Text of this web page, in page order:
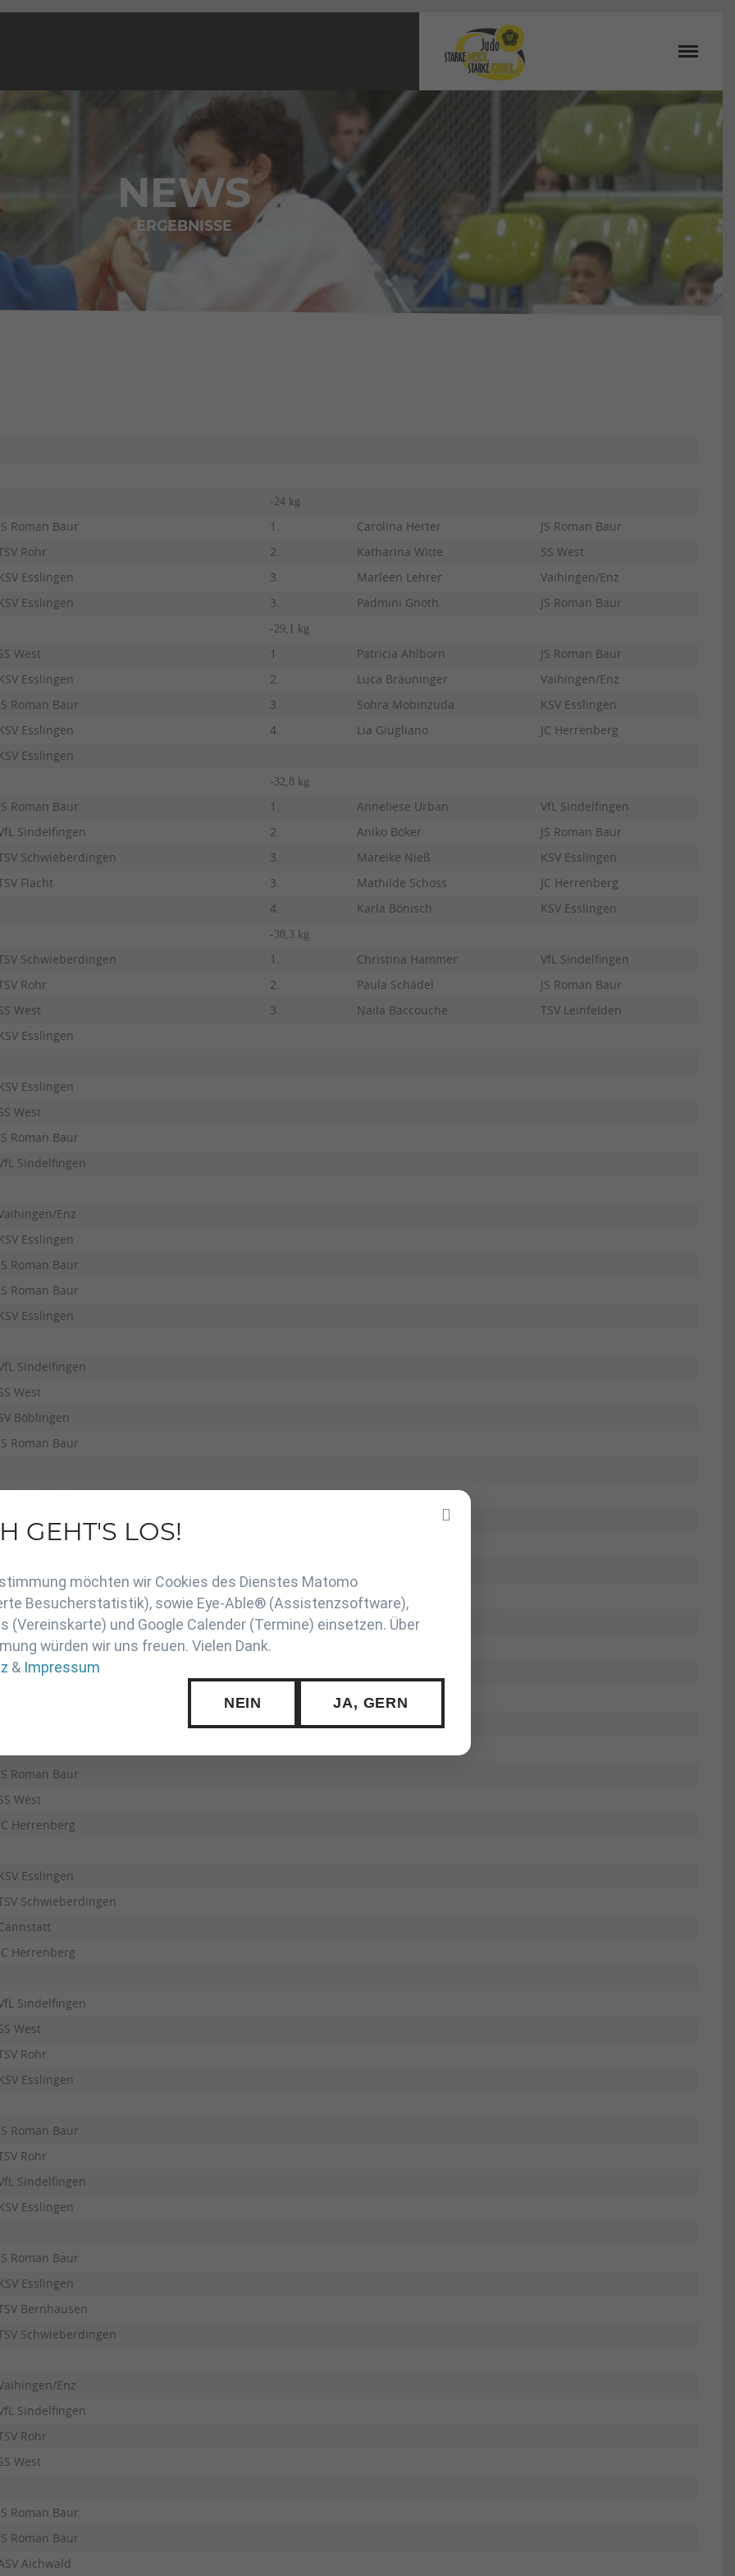
NEWS
ERGEBNISSE
-24 kg
Roman Baur 1. Carolina Herter
JS Roman Baur
Rohr 2. Katharina Witte
SS West
Esslingen 3. Marleen Lehrer
Vaihingen/Enz
Esslingen 3. Padmini Gnoth JS Roman Baur
-29,1 kg
West 1. Patricia Ahlborn
JS Roman Baur
Esslingen 2. Luca Bräuninger
Vaihingen/Enz
Roman Baur 3. Sohra Mobinzuda
KSV Esslingen
Esslingen 4. Lia Giugliano
JC Herrenberg
Esslingen
-32,8 kg
Roman Baur 1. Anneliese Urban
VfL Sindelfingen
Sindelfingen 2. Aniko Böker
JS Roman Baur
Schwieberdingen 3. Mareike Nieß
KSV Esslingen
Flacht 3. Mathilde Schoss
JC Herrenberg
4.
Karla Bönisch KSV Esslingen
-38,3 kg
Schwieberdingen 1. Christina Hammer
VfL Sindelfingen
Rohr 2. Paula Schädel
JS Roman Baur
West 3. Naila Baccouche
TSV Leinfelden
Esslingen
Esslingen
West
Roman Baur
Sindelfingen
Enz
Esslingen
Roman Baur
Roman Baur
Esslingen
Sindelfingen
West
Böblingen
Roman Baur
Roman Baur
SS West
JS Roman Baur
Rohr
Bernhausen
Sindelfingen
Roman Baur
West
Herrenberg
Esslingen
Schwieberdingen
Herrenberg
Sindelfingen
West
Rohr
Esslingen
Roman Baur
Rohr
Sindelfingen
Esslingen
Roman Baur
Esslingen
Bernhausen
Schwieberdingen
Enz
Sindelfingen
Rohr
West
Roman Baur
Roman Baur
Aichwald
GEHT'S LOS!
möchten wir Cookies des Dienstes Matomo
Besucherstatistik), sowie Eye-Able® (Assistenzsoftware),
(Vereinskarte) und Google Calender (Termine) einsetzen. Über
würden wir uns freuen. Vielen Dank.
& Impressum
NEIN JA, GERN